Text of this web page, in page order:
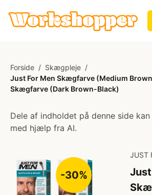
Forside / Skægpleje /
Just For Men Skægfarve (Medium
Skægfarve (Dark Brown-Black)
Dele af indholdet på denne side
med hjælp fra AI.
-30%
JUST